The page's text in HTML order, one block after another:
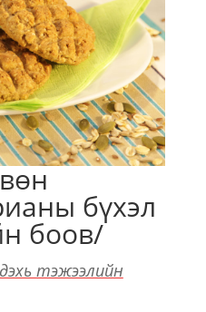
бүхэл
боов/
тэжээлийн